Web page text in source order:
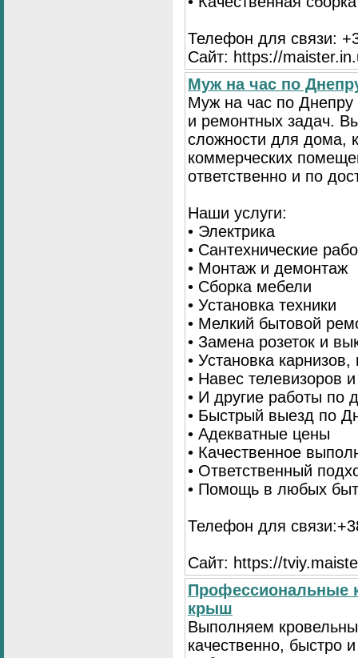
Телефон для связи:
Сайт: https://
Муж на час по
Муж на час по
и ремонтных задач.
сложности для дома,
коммерческих
ответственно и по
Наши услуги:
• Электрика
• Сантехнические
• Монтаж и демонтаж
• Сборка мебели
• Установка техники
• Мелкий бытовой
• Замена розеток и
• Установка
• Навес телевизоров
• И другие работы по
• Быстрый выезд по
• Адекватные цены
• Качественное
• Ответственный
• Помощь в любых
Телефон для
Сайт: https://
Профессиональные
крыш
Выполняем
качественно, быстро